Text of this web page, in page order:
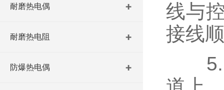
耐磨热电偶
耐磨热电阻
防爆热电偶
线与
接线
5.固